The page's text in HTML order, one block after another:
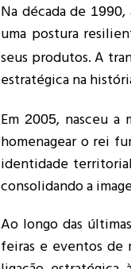
Na década de 1990,
uma postura
seus produtos. A
estratégica na
Em2005, nasceu a
homenagear o rei
identidade
consolidando a
Ao longo das
feiras e eventos de